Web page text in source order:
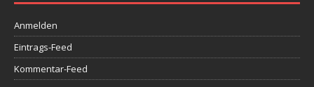
Anmelden
Eintrags-Feed
Kommentar-Feed